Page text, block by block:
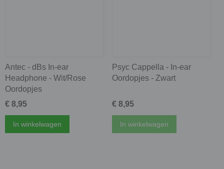
Antec - dBs In-ear
Headphone - Wit/Rose
Oordopjes
€ 8,95
In winkelwagen
Psyc Cappella - In-ear
Oordopjes - Zwart
€ 8,95
In winkelwagen